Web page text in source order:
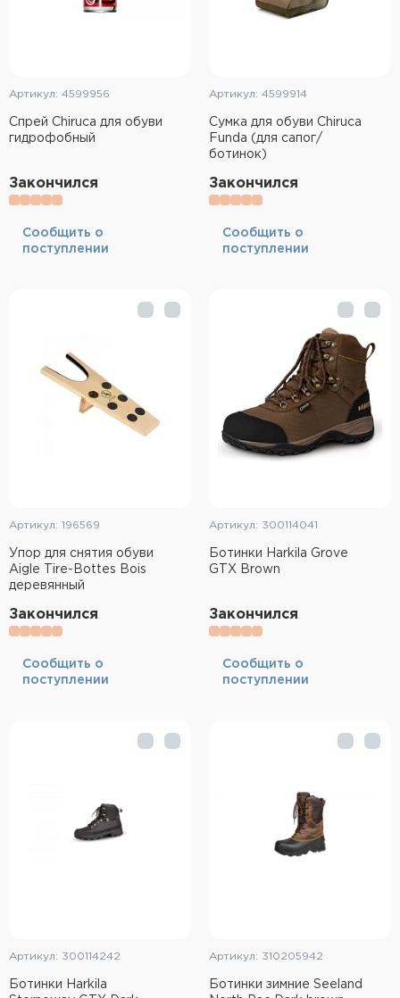
Артикул: 4599956
Спрей Chiruca для обуви
гидрофобный
Закончился
Cообщить о
поступлении
Артикул: 4599914
Сумка для обуви Chiruca
Funda (для сапог/
ботинок)
Закончился
Cообщить о
поступлении
Артикул: 196569
Упор для снятия обуви
Aigle Tire-Bottes Bois
деревянный
Закончился
Cообщить о
поступлении
Артикул: 300114041
Ботинки Harkila Grove
GTX Brown
Закончился
Cообщить о
поступлении
Артикул: 300114242
Ботинки Harkila
Артикул: 310205942
Ботинки зимние Seeland